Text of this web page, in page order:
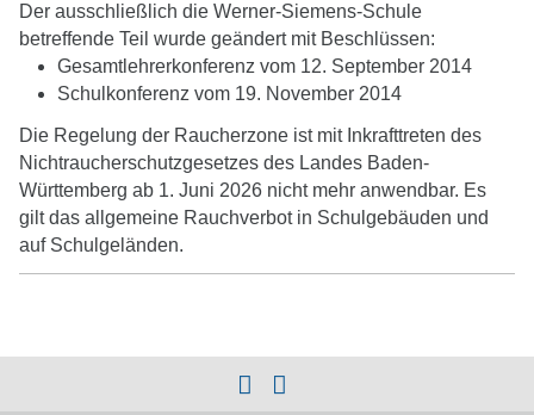
Der ausschließlich die Werner-Siemens-Schule
betreffende Teil wurde geändert mit Beschlüssen:
Gesamtlehrerkonferenz vom 12. September 2014
Schulkonferenz vom 19. November 2014
Die Regelung der Raucherzone ist mit Inkrafttreten des
Nichtraucherschutzgesetzes des Landes Baden-
Württemberg ab 1. Juni 2026 nicht mehr anwendbar. Es
gilt das allgemeine Rauchverbot in Schulgebäuden und
auf Schulgeländen.